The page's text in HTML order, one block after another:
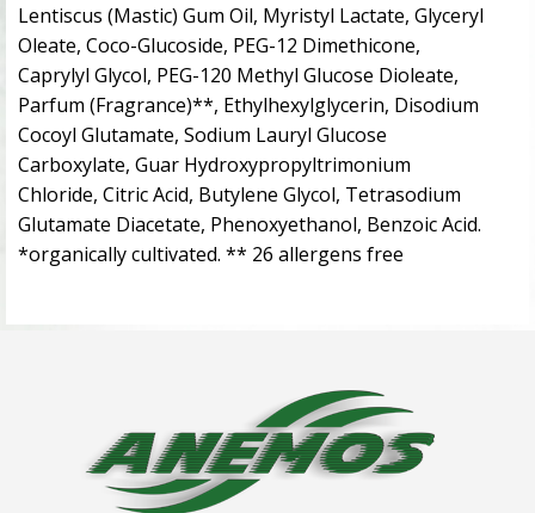
Lentiscus (Mastic) Gum Oil, Myristyl Lactate, Glyceryl
Oleate, Coco-Glucoside, PEG-12 Dimethicone,
Caprylyl Glycol, PEG-120 Methyl Glucose Dioleate,
Parfum (Fragrance)**, Ethylhexylglycerin, Disodium
Cocoyl Glutamate, Sodium Lauryl Glucose
Carboxylate, Guar Hydroxypropyltrimonium
Chloride, Citric Acid, Butylene Glycol, Tetrasodium
Glutamate Diacetate, Phenoxyethanol, Benzoic Acid.
*organically cultivated. ** 26 allergens free